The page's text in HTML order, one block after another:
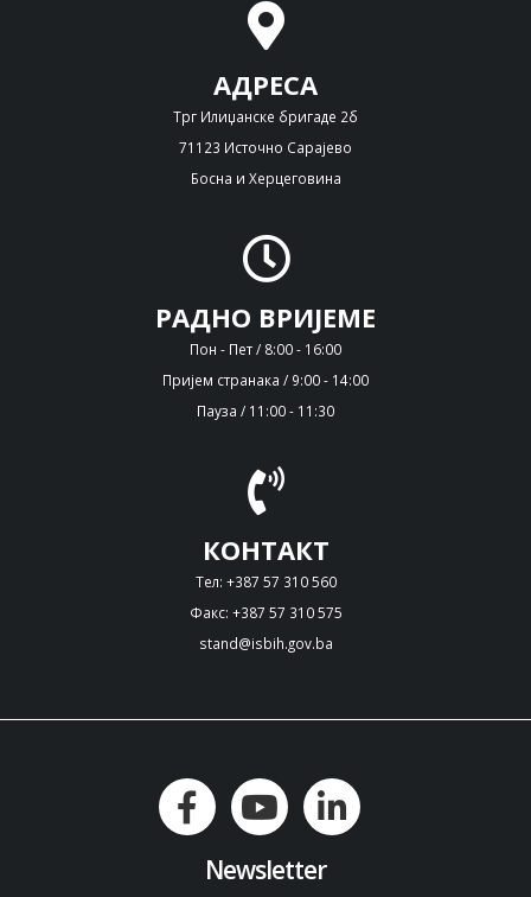
АДРЕСА
Трг Илиџанске бригаде 2б
71123 Источно Сарајево
Босна и Херцеговина
РАДНО ВРИЈЕМЕ
Пон - Пет / 8:00 - 16:00
Пријем странака / 9:00 - 14:00
Пауза / 11:00 - 11:30
КОНТАКТ
Тел: +387 57 310 560
Факс: +387 57 310 575
stand@isbih.gov.ba
Newsletter